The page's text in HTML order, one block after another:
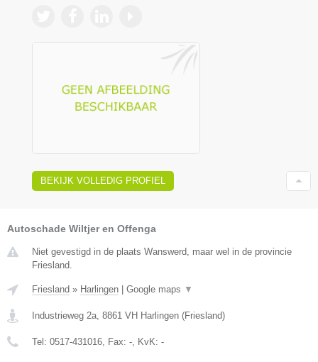
BEKIJK VOLLEDIG PROFIEL
Autoschade Wiltjer en Offenga
Niet gevestigd in de plaats Wanswerd, maar wel in de provincie
Friesland.
Friesland » Harlingen Google maps ▼
Industrieweg 2a, 8861 VH Harlingen (Friesland)
Tel: 0517-431016, Fax: -, KvK: -